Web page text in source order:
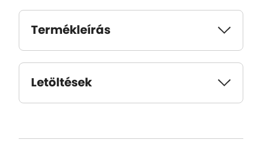
Termékleírás
Letöltések